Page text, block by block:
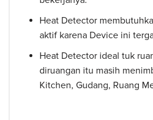
Heat Detector
aktif karena Device ini
Heat Detector ideal tuk
diruangan itu masih
Kitchen, Gudang, Ruang